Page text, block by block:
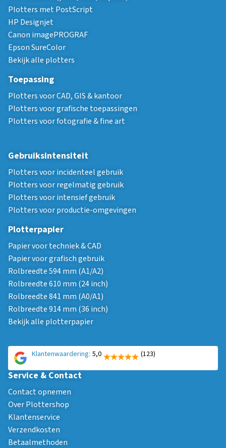
Plotters met PostScript
HP Designjet
Canon imagePROGRAF
Epson SureColor
Bekijk alle plotters
Toepassing
Plotters voor CAD, GIS & kantoor
Plotters voor grafische toepassingen
Plotters voor fotografie & fine art
Gebruiksintensiteit
Plotters voor incidenteel gebruik
Plotters voor regelmatig gebruik
Plotters voor intensief gebruik
Plotters voor productie-omgevingen
Plotterpapier
Papier voor techniek & CAD
Papier voor grafisch gebruik
Rolbreedte 594 mm (A1/A2)
Rolbreedte 610 mm (24 inch)
Rolbreedte 841 mm (A0/A1)
Rolbreedte 914 mm (36 inch)
Bekijk alle plotterpapier
Klantenwaardering: 5,0 (123)
Service & Contact
Contact opnemen
Over Plottershop
Klantenservice
Verzendkosten
Betaalmethoden